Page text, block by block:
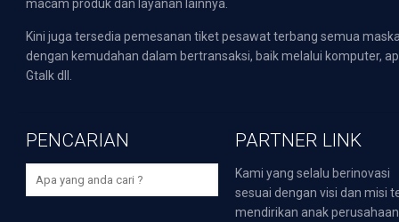
macam produk dan layanan lainnya.
Kini juga tersedia pemesanan tiket pesawat terbang semua
dengan kemudahan dalam bertransaksi, baik melalui komputer,
Gtalk dll.
PENCARIAN PARTNER LINK
Kami yang selalu berinovasi
sesuai dengan visi dan misi
mendirikan anak perusahaan